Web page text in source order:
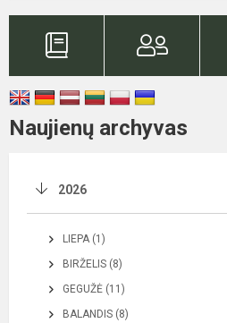
Naujienų archyvas
2026
LIEPA (1)
BIRŽELIS (8)
GEGUŽĖ (11)
BALANDIS (8)